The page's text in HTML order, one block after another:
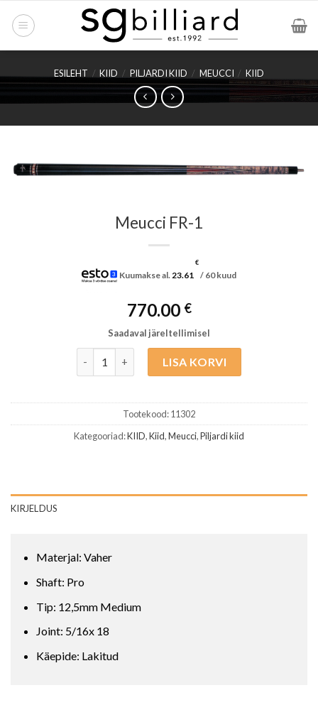
ESILEHT / KIID / PILJARDI KIID / MEUCCI / KIID
Meucci FR-1
Kuumakse al. 23.61
€
/ 60 kuud
770.00 €
Saadaval järeltellimisel
LISA KORVI
Tootekood:11302
Kategooriad:KIID,Kiid,Meucci,Piljardi kiid
KIRJELDUS
Materjal: Vaher
Shaft: Pro
Tip: 12,5mm Medium
Joint: 5/16x 18
Käepide: Lakitud